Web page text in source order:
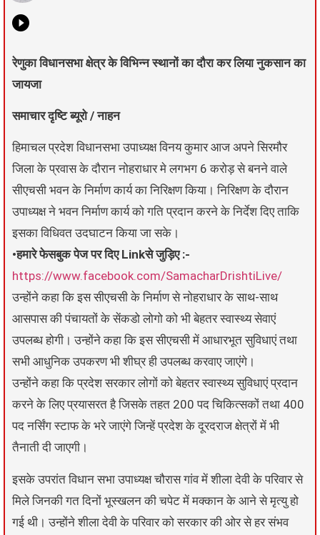
रेणुका विधानसभा क्षेत्र के विभिन्न स्थानों का दौरा कर लिया नुकसान का
जायजा
समाचार दृष्टि ब्यूरो / नाहन
हिमाचल प्रदेश विधानसभा उपाध्यक्ष विनय कुमार आज अपने सिरमौर
जिला के प्रवास के दौरान नोहराधार मे लगभग 6 करोड़ से बनने वाले
सीएचसी भवन के निर्माण कार्य का निरिक्षण किया। निरिक्षण के दौरान
उपाध्यक्ष ने भवन निर्माण कार्य को गति प्रदान करने के निर्देश दिए ताकि
इसका विधिवत उदघाटन किया जा सके।
•हमारे फेसबुक पेज पर दिए Linkसे जुड़िए :-
https://www.facebook.com/SamacharDrishtiLive/
उन्होंने कहा कि इस सीएचसी के निर्माण से नोहराधार के साथ-साथ
आसपास की पंचायतों के सेंकडो लोगो को भी बेहतर स्वास्थ्य सेवाएं
उपलब्ध होगी। उन्होंने कहा कि इस सीएचसी में आधारभूत सुविधाएं तथा
सभी आधुनिक उपकरण भी शीघ्र ही उपलब्ध करवाए जाएंगे।
उन्होंने कहा कि प्रदेश सरकार लोगों को बेहतर स्वास्थ्य सुविधाएं प्रदान
करने के लिए प्रयासरत है जिसके तहत 200 पद चिकित्सकों तथा 400
पद नर्सिंग स्टाफ के भरे जाएंगे जिन्हें प्रदेश के दूरदराज क्षेत्रों में भी
तैनाती दी जाएगी।
इसके उपरांत विधान सभा उपाध्यक्ष चौरास गांव में शीला देवी के परिवार से
मिले जिनकी गत दिनों भूस्खलन की चपेट में मक्कान के आने से मृत्यु हो
गई थी। उन्होंने शीला देवी के परिवार को सरकार की ओर से हर संभव